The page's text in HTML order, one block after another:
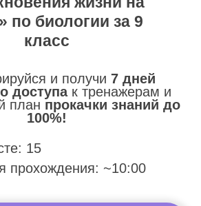
по биологии за 9
класс
и получи 7 дней
доступак тренажерам и
план прокачки знаний до
100%!
15
прохождения: ~10:00